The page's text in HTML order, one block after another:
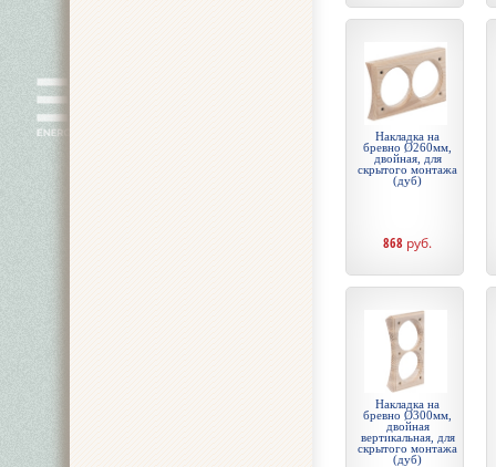
Накладка на
бревно Ø260мм,
двойная, для
скрытого монтажа
(дуб)
868 руб.
Накладка на
бревно Ø300мм,
двойная
вертикальная, для
скрытого монтажа
(дуб)